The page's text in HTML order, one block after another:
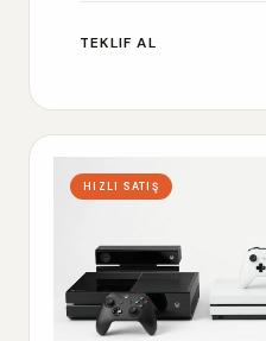
TEKLIF AL
HIZLI SATIŞ